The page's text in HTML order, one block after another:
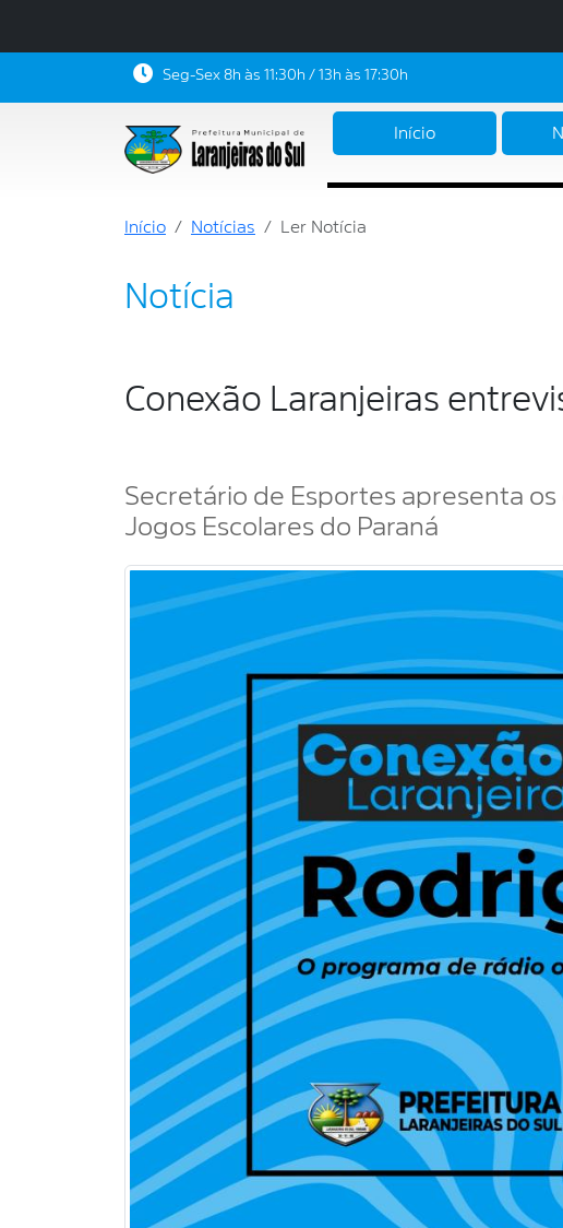
Seg-Sex 8h às 11:30h / 13h às 17:30h
Início
Início Notícias Ler Notícia
Notícia
Conexão Laranjeiras
Secretário de Esportes apresenta
Jogos Escolares do Paraná